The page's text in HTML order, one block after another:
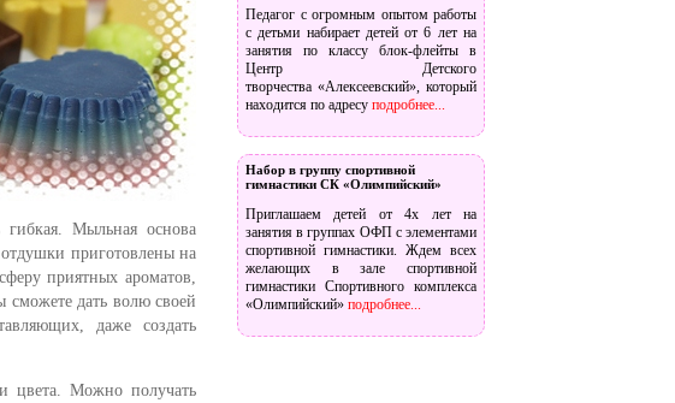
Мыльная основа
приготовлены на
приятных ароматов,
дать волю своей
даже создать
цвета. Можно получать
Педагог с огромным опытом работы
с детьми набирает детей от 6 лет на
занятия по классу блок-флейты в
Центр Детского
творчества «Алексеевский», который
находится по адресу подробнее...
Набор в группу спортивной
гимнастики СК «Олимпийский»
Приглашаем детей от 4х лет на
занятия в группах ОФП с элементами
спортивной гимнастики. Ждем всех
желающих в зале спортивной
гимнастики Спортивного комплекса
«Олимпийский» подробнее...